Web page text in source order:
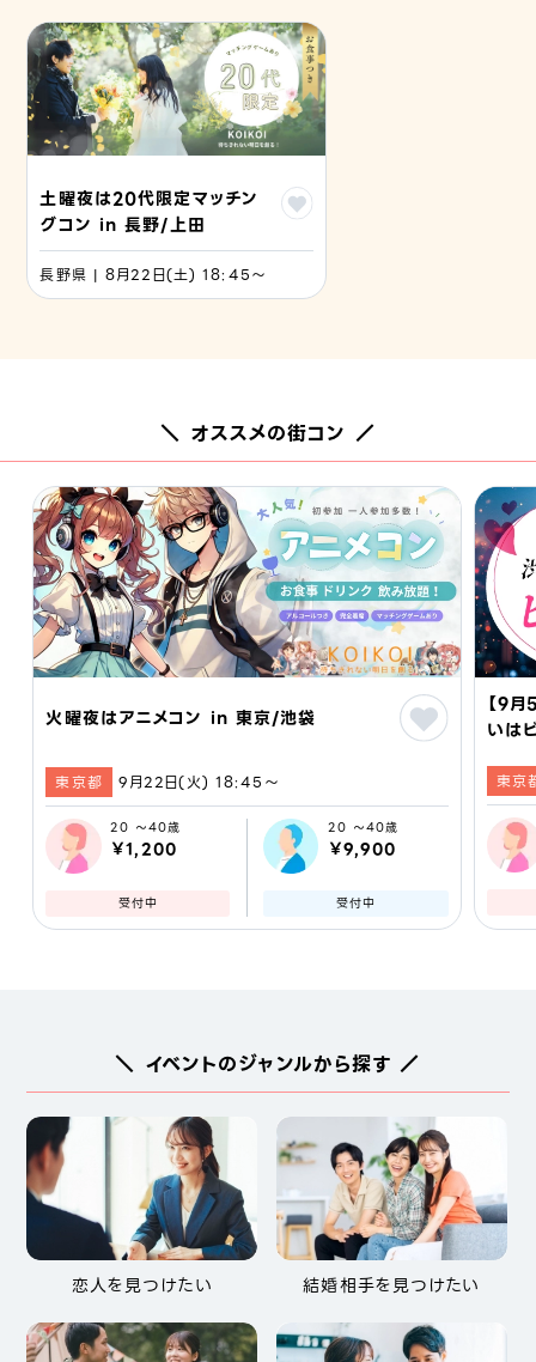
土曜夜は20代限定マッチン
グコン in 長野/上田
長野県 | 8月22日(土) 18:45〜
＼ オススメの街コン ／
火曜夜はアニメコン in 東京/池袋
東京都 9月22日(火) 18:45〜
20 ～40歳
￥1,200
受付中
20 ～40歳
￥9,900
受付中
【9
いは
#東
東京
＼ イベントのジャンルから探す ／
恋人を見つけたい 結婚相手を見つけたい